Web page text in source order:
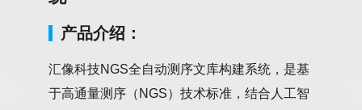
产品介绍：
汇像科技NGS全自动测序文库构建系统，是基
于高通量测序（NGS）技术标准，结合人工智